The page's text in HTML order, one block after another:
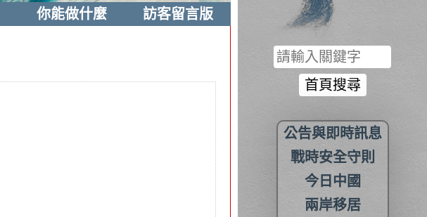
你能做什麼 訪客留言版
公告與即時訊息
戰時安全守則
今日中國
兩岸移居